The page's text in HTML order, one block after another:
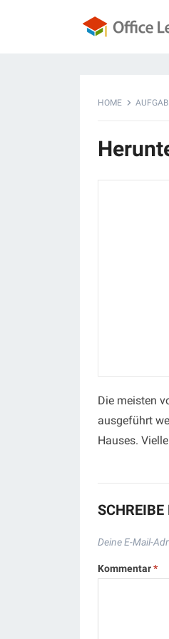
HOME
Die meisten
ausgeführt
Hauses.
Deine E-Mail-
Kommentar*